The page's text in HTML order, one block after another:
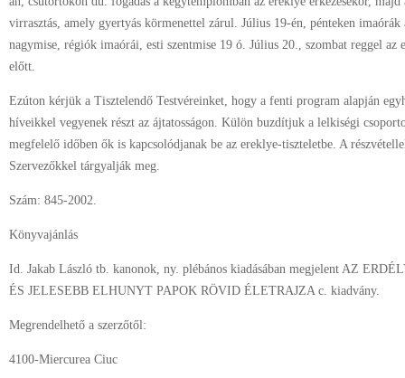
virrasztás, amely gyertyás körmenettel zárul. Július 19-én, pénteken
nagymise, régiók imaórái, esti szentmise 19 ó. Július 20., szombat reggel az
előtt.
Ezúton kérjük a Tisztelendő Testvéreinket, hogy a fenti program alapján
híveikkel vegyenek részt az ájtatosságon. Külön buzdítjuk a lelkiségi
megfelelő időben ők is kapcsolódjanak be az ereklye-tiszteletbe. A
Szervezőkkel tárgyalják meg.
Szám: 845-2002.
Könyvajánlás
Id. Jakab László tb. kanonok, ny. plébános kiadásában megjelent AZ
ÉS JELESEBB ELHUNYT PAPOK RÖVID ÉLETRAJZA c. kiadvány.
Megrendelhető a szerzőtől:
4100-Miercurea Ciuc